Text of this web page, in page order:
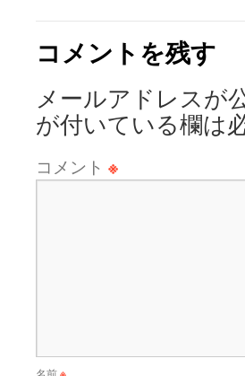
コメントを残す
メールアドレスが
が付いている欄は
コメント ※
名前